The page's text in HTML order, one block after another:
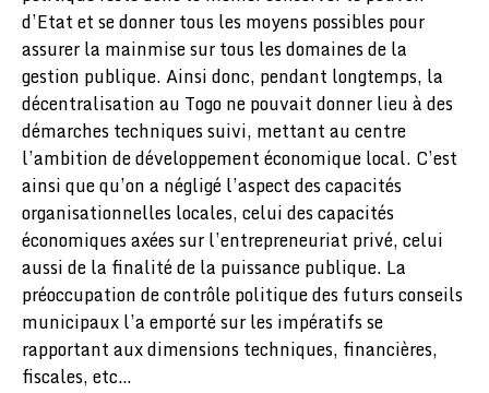
d’Etat et se donner tous les moyens possibles pour
assurer la mainmise sur tous les domaines de la
gestion publique. Ainsi donc, pendant longtemps, la
décentralisation au Togo ne pouvait donner lieu à des
démarches techniques suivi, mettant au centre
l’ambition de développement économique local. C’est
ainsi que qu’on a négligé l’aspect des capacités
organisationnelles locales, celui des capacités
économiques axées sur l’entrepreneuriat privé, celui
aussi de la finalité de la puissance publique. La
préoccupation de contrôle politique des futurs conseils
municipaux l’a emporté sur les impératifs se
rapportant aux dimensions techniques, financières,
fiscales, etc…